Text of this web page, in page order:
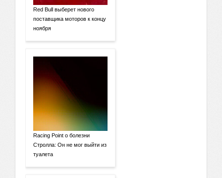
Red Bull выберет нового
поставщика моторов к концу
ноября
Racing Point о болезни
Стролла: Он не мог выйти из
туалета